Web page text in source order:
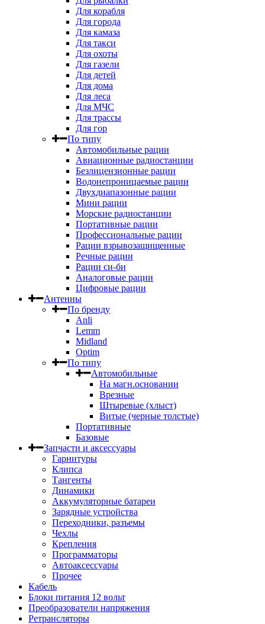
Для корабля
Для города
Для камаза
Для такси
Для охоты
Для газели
Для детей
Для дома
Для леса
Для МЧС
Для трассы
Для гор
По типу
Автомобильные рации
Авиационные радиостанции
Безлицензионные рации
Водонепроницаемые рации
Двухдиапазонные рации
Мини рации
Морские радиостанции
Портативные рации
Профессиональные рации
Рации взрывозащищенные
Речные рации
Рации си-би
Аналоговые рации
Цифровые рации
Антенны
По бренду
Anli
Lemm
Midland
Optim
По типу
Автомобильные
На магн.основании
Врезные
Штыревые (хлыст)
Витые (черные толстые)
Портативные
Базовые
Запчасти и аксессуары
Гарнитуры
Клипса
Тангенты
Динамики
Аккумуляторные батареи
Зарядные устройства
Переходники, разъемы
Чехлы
Крепления
Программаторы
Автоаксессуары
Прочее
Кабель
Блоки питания 12 вольт
Преобразователи напряжения
Ретрансляторы